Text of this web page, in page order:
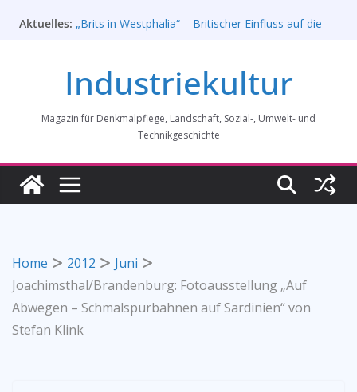
Inhalt
Aktuelles: „Brits in Westphalia“ – Britischer Einfluss auf die
werden – Erfolgreiche Demo am 1. August 2026
Prof. Dr. Rainer Slotta (1.5.1946-16.6.2026)
Vereins für Gussstahlfabrikation 1860 -1945:
Ausstellung in Bochum vom 28. Mai 2026 bis 31.
Rahmenprogramm der Tagung des
Bundesverbands Industriekultur in Augsburg 11/26
Industriekultur
Magazin für Denkmalpflege, Landschaft, Sozial-, Umwelt- und
Technikgeschichte
Home 2012
Juni
Joachimsthal/Brandenburg: Fotoausstellung „Auf
Abwegen – Schmalspurbahnen auf Sardinien“ von
Stefan Klink